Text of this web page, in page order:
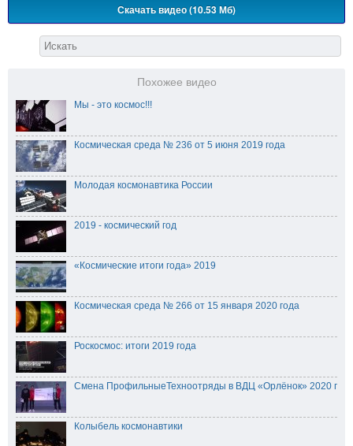
Скачать видео (10.53 Мб)
Похожее видео
Мы - это космос!!!
Космическая среда № 236 от 5 июня 2019 года
Молодая космонавтика России
2019 - космический год
«Космические итоги года» 2019
Космическая среда № 266 от 15 января 2020 года
Роскосмос: итоги 2019 года
Смена ПрофильныеТехноотряды в ВДЦ «Орлёнок» 2020 г
Колыбель космонавтики